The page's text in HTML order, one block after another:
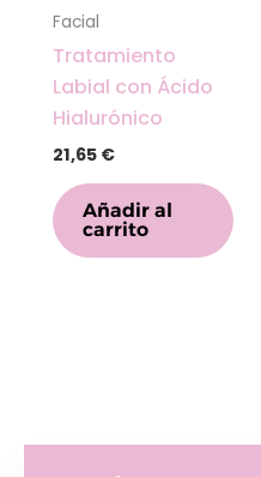
Facial
Tratamiento
Labial con Ácido
Hialurónico
21,65 €
Añadir al
carrito